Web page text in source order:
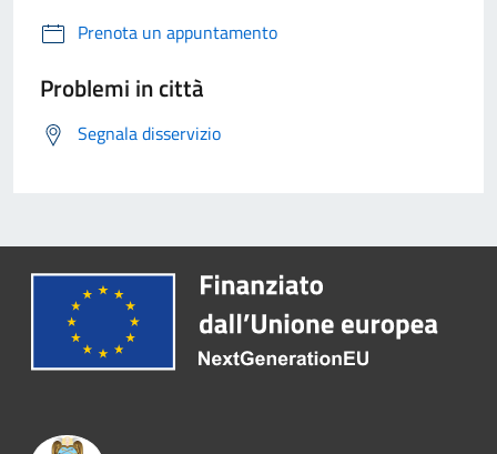
Prenota un appuntamento
Problemi in città
Segnala disservizio